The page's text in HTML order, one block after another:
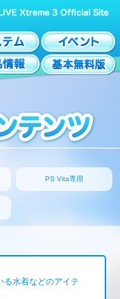
PS Vita専用
る水着などのアイテ